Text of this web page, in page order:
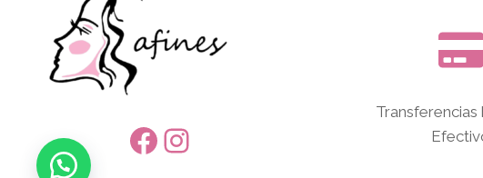
Facebook
Instagram
Transferencias